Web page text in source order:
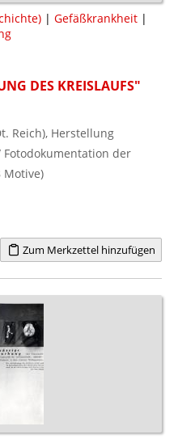
| Gefäßkrankheit |
DES KREISLAUFS"
Reich), Herstellung
der
Motive)
Zum Merkzettel hinzufügen